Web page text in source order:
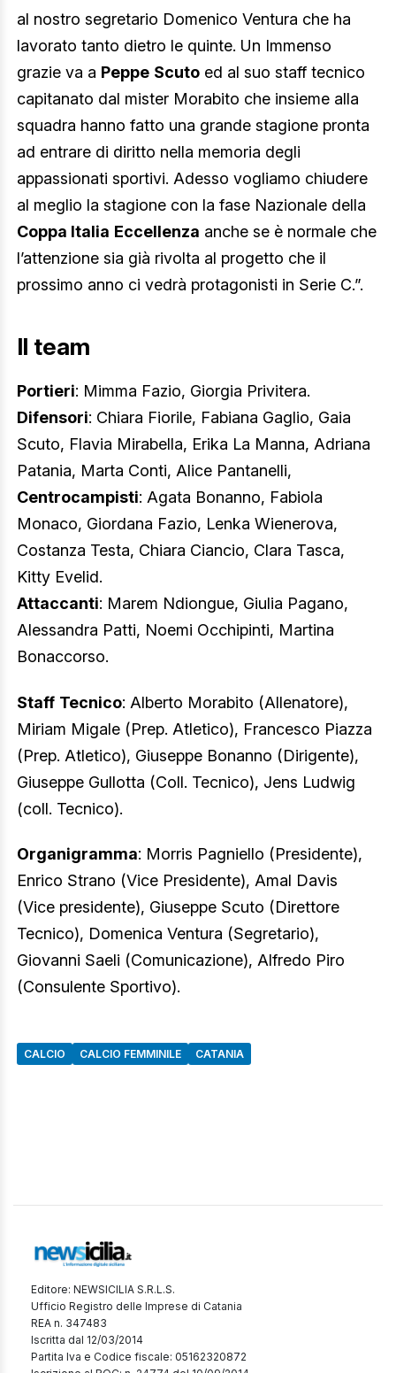
al nostro segretario Domenico Ventura che ha
lavorato tanto dietro le quinte. Un Immenso
grazie va a Peppe Scuto ed al suo staff tecnico
capitanato dal mister Morabito che insieme alla
squadra hanno fatto una grande stagione pronta
ad entrare di diritto nella memoria degli
appassionati sportivi. Adesso vogliamo chiudere
al meglio la stagione con la fase Nazionale della
Coppa Italia Eccellenza anche se è normale che
l’attenzione sia già rivolta al progetto che il
prossimo anno ci vedrà protagonisti in Serie C.”.
Il team
Portieri: Mimma Fazio, Giorgia Privitera.
Difensori: Chiara Fiorile, Fabiana Gaglio, Gaia
Scuto, Flavia Mirabella, Erika La Manna, Adriana
Patania, Marta Conti, Alice Pantanelli,
Centrocampisti: Agata Bonanno, Fabiola
Monaco, Giordana Fazio, Lenka Wienerova,
Costanza Testa, Chiara Ciancio, Clara Tasca,
Kitty Evelid.
Attaccanti: Marem Ndiongue, Giulia Pagano,
Alessandra Patti, Noemi Occhipinti, Martina
Bonaccorso.
Staff Tecnico: Alberto Morabito (Allenatore),
Miriam Migale (Prep. Atletico), Francesco Piazza
(Prep. Atletico), Giuseppe Bonanno (Dirigente),
Giuseppe Gullotta (Coll. Tecnico), Jens Ludwig
(coll. Tecnico).
Organigramma: Morris Pagniello (Presidente),
Enrico Strano (Vice Presidente), Amal Davis
(Vice presidente), Giuseppe Scuto (Direttore
Tecnico), Domenica Ventura (Segretario),
Giovanni Saeli (Comunicazione), Alfredo Piro
(Consulente Sportivo).
CALCIO CALCIO FEMMINILE CATANIA
Editore: NEWSICILIA S.R.L.S.
Ufficio Registro delle Imprese di Catania
REA n. 347483
Iscritta dal 12/03/2014
Partita Iva e Codice fiscale: 05162320872